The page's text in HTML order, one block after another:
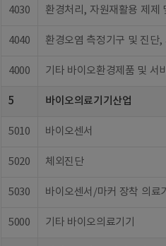
4030 환경처리, 자원재활용 제제
4040 환경오염 측정기구 및 진단,
4000 기타 바이오환경제품 및 서
5 바이오의료기기산업
5010 바이오센서
5020 체외진단
5030 바이오센서/마커 장착 의료
5000 기타 바이오의료기기